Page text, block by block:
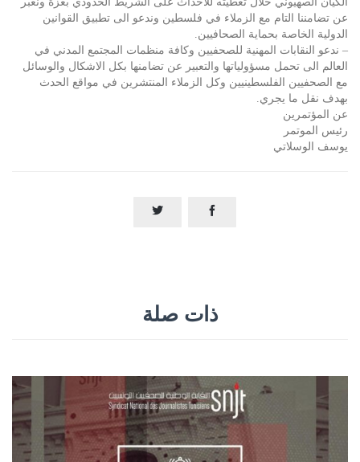
عن تضامننا التام مع الزملاء في فلسطين وندعو الى تطبيق القوانين
الدولية الخاصة بحماية الصحافيين.
– ندعو النقابات المهنية للصحفيين وكافة منظمات المجتمع المدني في
العالم الى تحمل مسؤولياتها والتعبير عن تضامنها بكل الاشكال والوسائل
مع الصحفيين الفلسطينيين وكل الزملاء المنتشرين في مواقع الحدث
بهدف نقل ما يجري.
عن المؤتمرين
رئيس الموتمر
يوسف الوسلاتي


ذات صلة